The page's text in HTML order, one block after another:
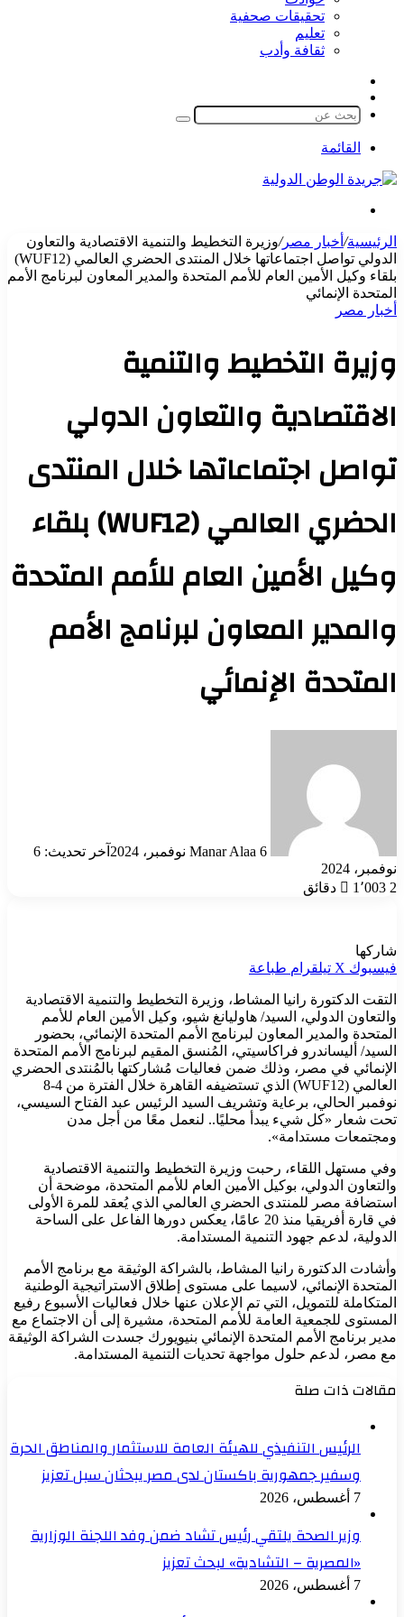
تحقيقات صحفية
تعليم
ثقافة وأدب
المظلم
بحث
القائمة
الرئيسية/ أخبار مصر/وزيرة التخطيط والتنمية الاقتصادية والتعاون
الدولي تواصل اجتماعاتها خلال المنتدى الحضري العالمي (WUF12)
بلقاء وكيل الأمين العام للأمم المتحدة والمدير المعاون لبرنامج الأمم
المتحدة الإنمائي
أخبار مصر
وزيرة التخطيط والتنمية
الاقتصادية والتعاون الدولي
تواصل اجتماعاتها خلال المنتدى
الحضري العالمي (WUF12) بلقاء
وكيل الأمين العام للأمم المتحدة
والمدير المعاون لبرنامج الأمم
المتحدة الإنمائي
Manar Alaa 6 نوفمبر، 2024
آخر تحديث: 6
نوفمبر، 2024
1٬003 2 دقائق
شاركها
فيسبوك ‫X تيلقرام طباعة
التقت الدكتورة رانيا المشاط، وزيرة التخطيط والتنمية الاقتصادية
والتعاون الدولي، السيد/ هاوليانغ شيو، وكيل الأمين العام للأمم
المتحدة والمدير المعاون لبرنامج الأمم المتحدة الإنمائي، بحضور
السيد/ أليساندرو فراكاسيتي، المُنسق المقيم لبرنامج الأمم المتحدة
الإنمائي في مصر، وذلك ضمن فعاليات مُشاركتها بالمُنتدى الحضري
العالمي (WUF12) الذي تستضيفه القاهرة خلال الفترة من 4-8
نوفمبر الحالي، برعاية وتشريف السيد الرئيس عبد الفتاح السيسي،
تحت شعار «كل شيء يبدأ محليًا.. لنعمل معًا من أجل مدن
ومجتمعات مستدامة».
وفي مستهل اللقاء، رحبت وزيرة التخطيط والتنمية الاقتصادية
والتعاون الدولي، بوكيل الأمين العام للأمم المتحدة، موضحة أن
استضافة مصر للمنتدى الحضري العالمي الذي يُعقد للمرة الأولى
في قارة أفريقيا منذ 20 عامًا، يعكس دورها الفاعل على الساحة
الدولية، لدعم جهود التنمية المستدامة.
وأشادت الدكتورة رانيا المشاط، بالشراكة الوثيقة مع برنامج الأمم
المتحدة الإنمائي، لاسيما على مستوى إطلاق الاستراتيجية الوطنية
المتكاملة للتمويل، التي تم الإعلان عنها خلال فعاليات الأسبوع رفيع
المستوى للجمعية العامة للأمم المتحدة، مشيرة إلى أن الاجتماع مع
مدير برنامج الأمم المتحدة الإنمائي بنيويورك جسدت الشراكة الوثيقة
مع مصر، لدعم حلول مواجهة تحديات التنمية المستدامة.
مقالات ذات صلة
الرئيس التنفيذي للهيئة العامة للاستثمار والمناطق الحرة
وسفير جمهورية باكستان لدى مصر يبحثان سبل تعزيز
7 أغسطس، 2026
وزير الصحة يلتقي رئيس تشاد ضمن وفد اللجنة الوزارية
«المصرية – التشادية» لبحث تعزيز
7 أغسطس، 2026